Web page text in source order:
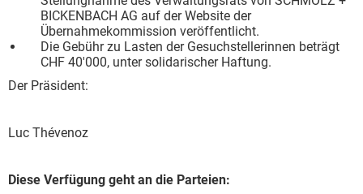
BICKENBACH AG auf der Website der
Übernahmekommission veröffentlicht.
Die Gebühr zu Lasten der Gesuchstellerinnen beträgt
CHF 40'000, unter solidarischer Haftung.
Der Präsident:
Luc Thévenoz
Diese Verfügung geht an die Parteien: